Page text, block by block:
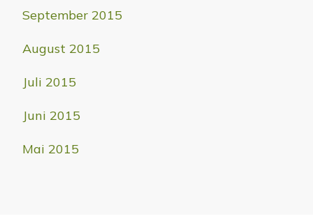
September 2015
August 2015
Juli 2015
Juni 2015
Mai 2015